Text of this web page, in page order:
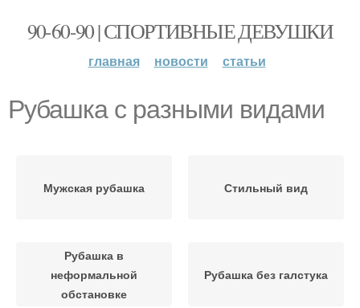
90-60-90 | СПОРТИВНЫЕ ДЕВУШКИ
главная новости статьи
Рубашка с разными видами
Мужская рубашка Стильный вид
Рубашка в
неформальной
обстановке
Рубашка без галстука